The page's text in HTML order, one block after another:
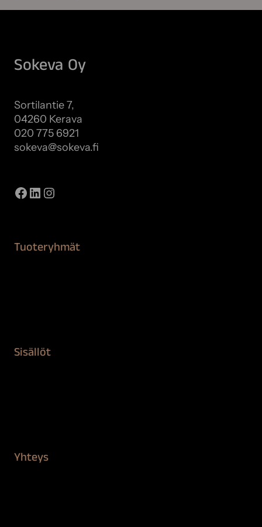
Sokeva Oy
Sortilantie 7,
04260 Kerava
020 775 6921
sokeva@sokeva.fi
Facebook
LinkedIn
Instagram
Tuoteryhmät
Sisällöt
Yhteys